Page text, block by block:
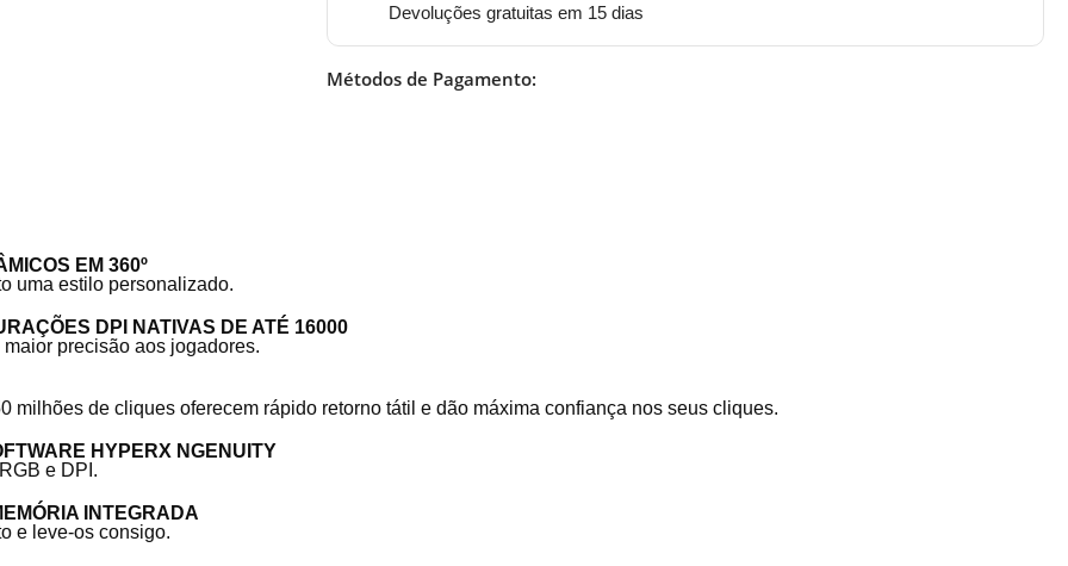
Devoluções gratuitas em 15 dias
Métodos de Pagamento:
EM 360º
uma estilo personalizado.
DPI NATIVAS DE ATÉ 16000
precisão aos jogadores.
milhões de cliques oferecem rápido retorno tátil e dão máxima confiança nos seus cliques.
HYPERX NGENUITY
e DPI.
INTEGRADA
e leve-os consigo.